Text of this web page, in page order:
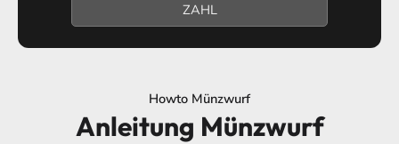
Howto Münzwurf
Anleitung Münzwurf